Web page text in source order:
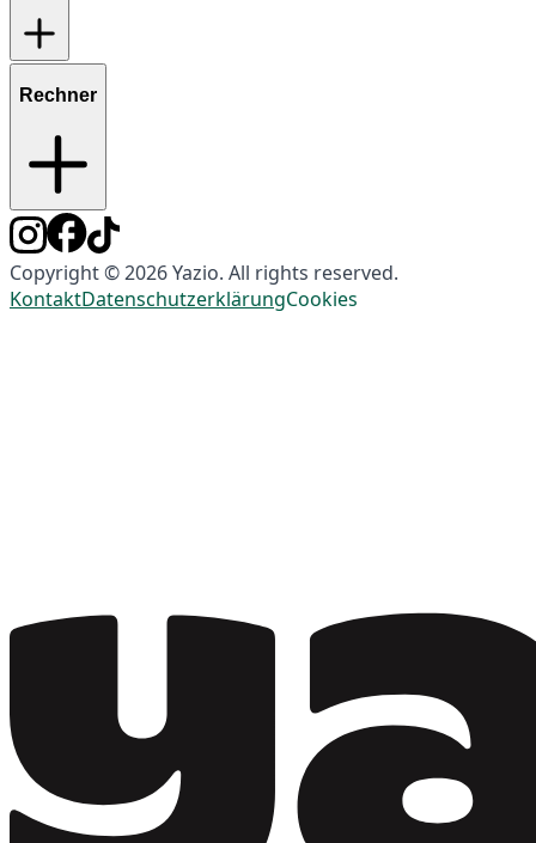
Rechner
Copyright © 2026 Yazio. All rights reserved.
KontaktDatenschutzerklärungCookies